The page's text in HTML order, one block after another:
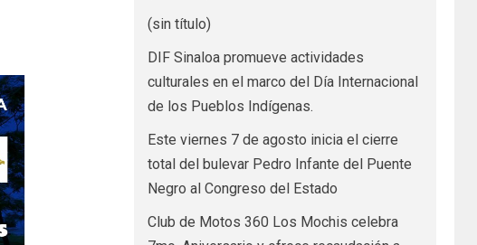
(sin título)
DIF Sinaloa promueve actividades
culturales en el marco del Día Internacional
de los Pueblos Indígenas.
Este viernes 7 de agosto inicia el cierre
total del bulevar Pedro Infante del Puente
Negro al Congreso del Estado
Club de Motos 360 Los Mochis celebra